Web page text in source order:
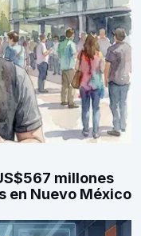
millones
en Nuevo México